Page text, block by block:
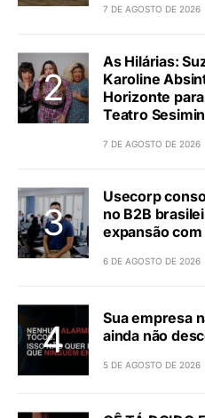
7 DE AGOSTO DE 2026
As Hilárias:
Karoline
Horizonte
Teatro
7 DE AGOSTO DE 2026
Usecorp
no B2B
expansão
6 DE AGOSTO DE 2026
Sua empresa
ainda não
5 DE AGOSTO DE 2026